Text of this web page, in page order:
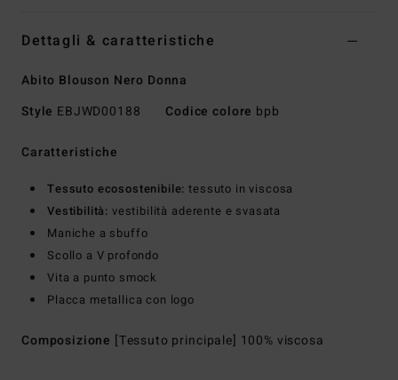
Dettagli & caratteristiche
Abito Blouson Nero Donna
Style EBJWD00188 Codice colore bpb
Caratteristiche
Tessuto ecosostenibile: tessuto in viscosa
Vestibilità: vestibilità aderente e svasata
Maniche a sbuffo
Scollo a V profondo
Vita a punto smock
Placca metallica con logo
Composizione [Tessuto principale] 100% viscosa